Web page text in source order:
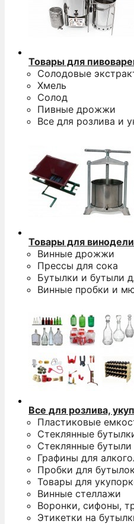
Товары для
Солодовые
Хмель
Солод
Пивные дрожжи
Все для розлива и
Товары для
Винные дрожжи
Прессы для сока
Бутылки и бутыли
Винные пробки и
Все для розлива,
Пластиковые
Стеклянные
Стеклянные бутыли
Графины для
Пробки для бутылок
Товары для
Винные стеллажи
Воронки, сифоны,
Этикетки на